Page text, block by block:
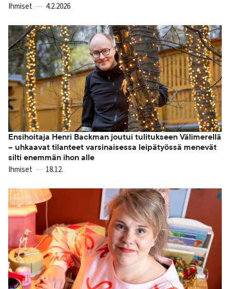
Ihmiset 4.2.2026
Ensihoitaja Henri Backman joutui tulitukseen Välimerellä
– uhkaavat tilanteet varsinaisessa leipätyössä menevät
silti enemmän ihon alle
Ihmiset 18.12.